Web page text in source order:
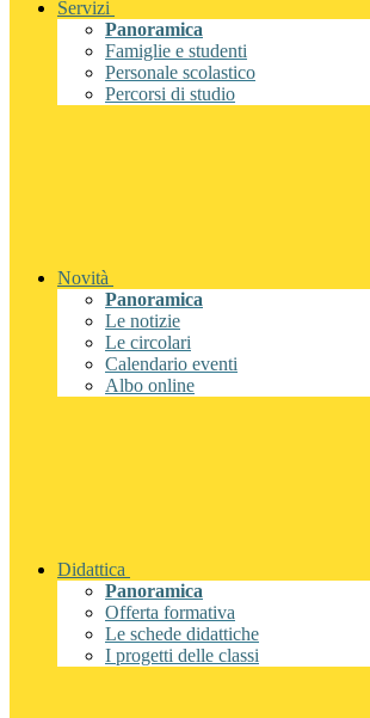
Servizi
Panoramica
Famiglie e studenti
Personale scolastico
Percorsi di studio
Novità
Panoramica
Le notizie
Le circolari
Calendario eventi
Albo online
Didattica
Panoramica
Offerta formativa
Le schede didattiche
I progetti delle classi